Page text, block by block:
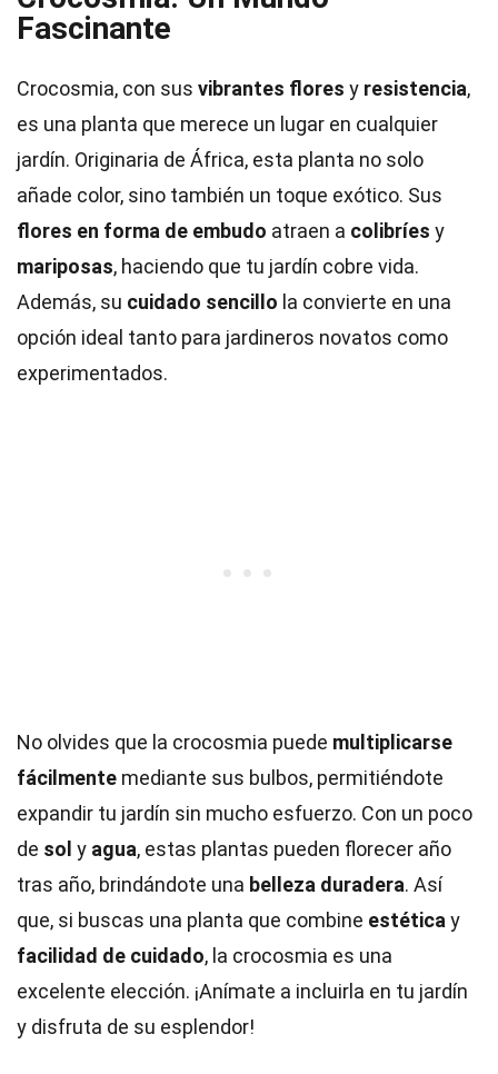
Fascinante
Crocosmia, con sus vibrantes flores y resistencia,
es una planta que merece un lugar en cualquier
jardín. Originaria de África, esta planta no solo
añade color, sino también un toque exótico. Sus
flores en forma de embudo atraen a colibríes y
mariposas, haciendo que tu jardín cobre vida.
Además, su cuidado sencillo la convierte en una
opción ideal tanto para jardineros novatos como
experimentados.
No olvides que la crocosmia puede multiplicarse
fácilmente mediante sus bulbos, permitiéndote
expandir tu jardín sin mucho esfuerzo. Con un poco
de sol y agua, estas plantas pueden florecer año
tras año, brindándote una belleza duradera. Así
que, si buscas una planta que combine estética y
facilidad de cuidado, la crocosmia es una
excelente elección. ¡Anímate a incluirla en tu jardín
y disfruta de su esplendor!